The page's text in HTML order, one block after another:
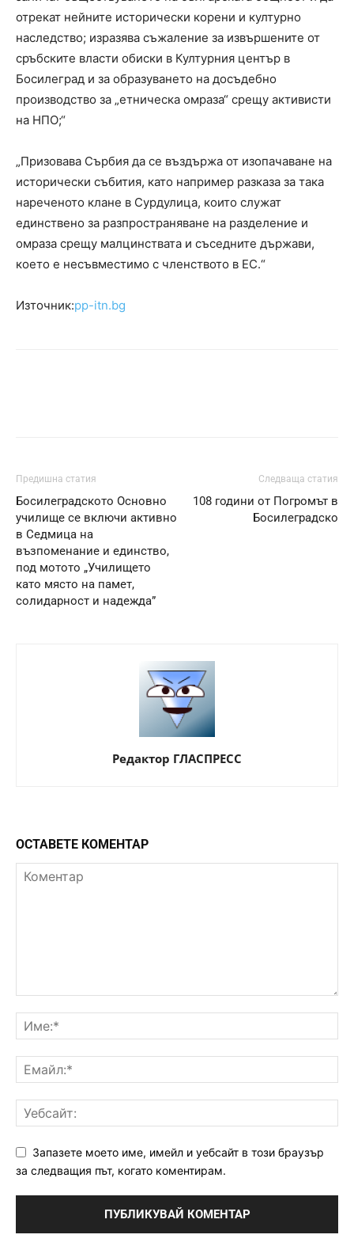
отрекат нейните исторически корени и културно
наследство; изразява съжаление за извършените от
сръбските власти обиски в Културния център в
Босилеград и за образуването на досъдебно
производство за „етническа омраза“ срещу активисти
на НПО;“
„Призовава Сърбия да се въздържа от изопачаване на
исторически събития, като например разказа за така
нареченото клане в Сурдулица, които служат
единствено за разпространяване на разделение и
омраза срещу малцинствата и съседните държави,
което е несъвместимо с членството в ЕС.“
Източник:pp-itn.bg
Предишна статия
Босилеградското Основно
училище се включи активно
в Седмица на
възпоменание и единство,
под мотото „Училището
като място на памет,
солидарност и надежда”
Следваща статия
108 години от Погромът в
Босилеградско
Редактор ГЛАСПРЕСС
ОСТАВЕТЕ КОМЕНТАР
Запазете моето име, имейл и уебсайт в този браузър
за следващия път, когато коментирам.